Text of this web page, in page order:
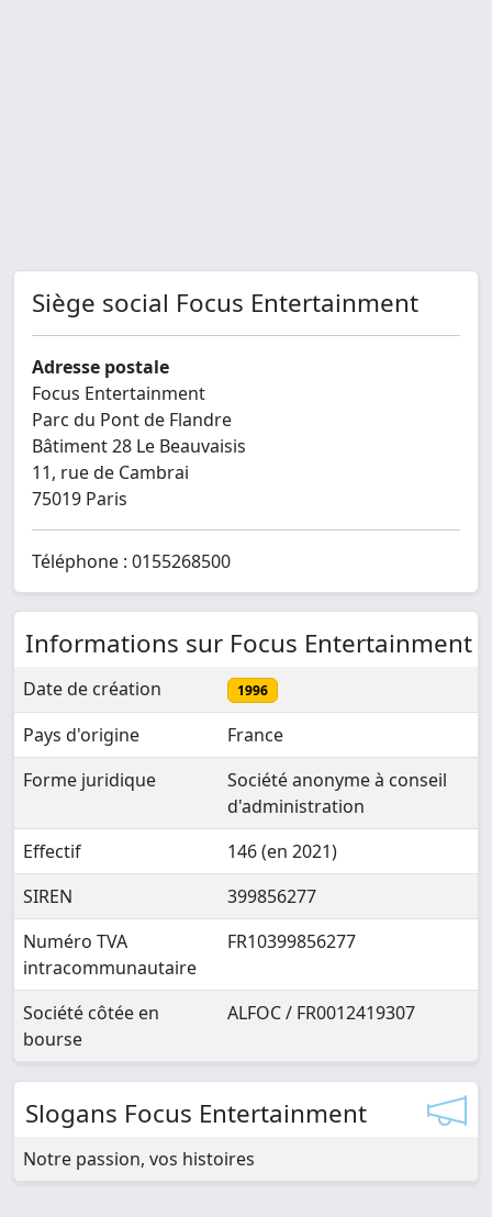
Siège social Focus Entertainment
Adresse postale
Focus Entertainment
Parc du Pont de Flandre
Bâtiment 28 Le Beauvaisis
11, rue de Cambrai
75019 Paris
Téléphone : 0155268500
Informations sur Focus Entertainment
Date de création 1996
Pays d'origine
France
Forme juridique
Société anonyme à conseil
d'administration
Effectif
146 (en 2021)
SIREN
399856277
Numéro TVA
intracommunautaire
FR10399856277
Société côtée en
bourse
ALFOC / FR0012419307
Slogans Focus Entertainment
Notre passion, vos histoires